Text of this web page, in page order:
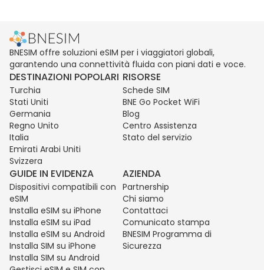
BNESIM offre soluzioni eSIM per i viaggiatori globali,
garantendo una connettività fluida con piani dati e voce.
DESTINAZIONI POPOLARI
Turchia
Stati Uniti
Germania
Regno Unito
Italia
Emirati Arabi Uniti
Svizzera
RISORSE
Schede SIM
BNE Go Pocket WiFi
Blog
Centro Assistenza
Stato del servizio
GUIDE IN EVIDENZA
Dispositivi compatibili con
eSIM
Installa eSIM su iPhone
Installa eSIM su iPad
Installa eSIM su Android
Installa SIM su iPhone
Installa SIM su Android
AZIENDA
Partnership
Chi siamo
Contattaci
Comunicato stampa
BNESIM Programma di
Sicurezza